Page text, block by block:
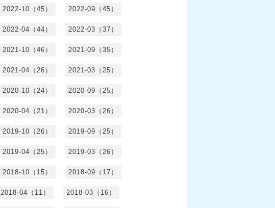
2022-10（45） 2022-09（45）
2022-04（44） 2022-03（37）
2021-10（46） 2021-09（35）
2021-04（26） 2021-03（25）
2020-10（24） 2020-09（25）
2020-04（21） 2020-03（26）
2019-10（26） 2019-09（25）
2019-04（25） 2019-03（26）
2018-10（15） 2018-09（17）
2018-04（11） 2018-03（16）